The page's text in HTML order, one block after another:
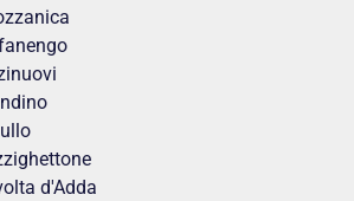
d'Adda